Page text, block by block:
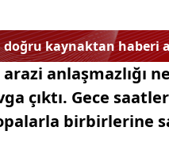
doğru kaynaktan haberi
anlaşmazlığı
çıktı. Gece
birbirlerine